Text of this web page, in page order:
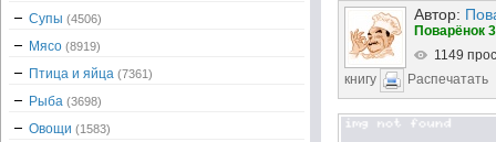
Автор:
Поварёнок
1149
книгу
Распечатать
Супы (4506)
Мясо (8919)
Птица и яйца (7361)
Рыба (3698)
Овощи (1583)